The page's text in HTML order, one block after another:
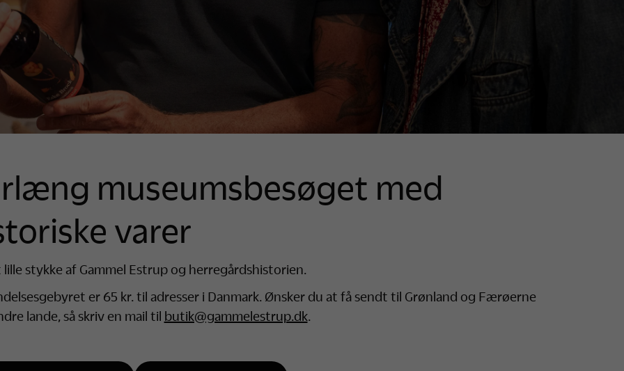
museumsbesøget med
varer
stykke af Gammel Estrup og herregårdshistorien.
er 65 kr. til adresser i Danmark. Ønsker du at få sendt til Grønland og Færøerne
lande, så skriv en mail til butik@gammelestrup.dk.